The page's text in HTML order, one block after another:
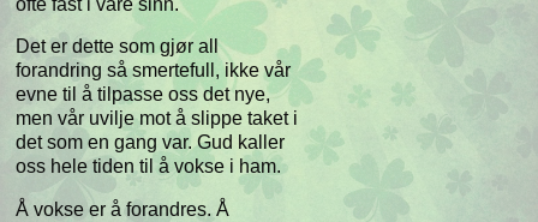
Det er dette som gjør all
forandring så smertefull, ikke vår
evne til å tilpasse oss det nye,
men vår uvilje mot å slippe taket i
det som en gang var. Gud kaller
oss hele tiden til å vokse i ham.
Å vokse er å forandres. Å